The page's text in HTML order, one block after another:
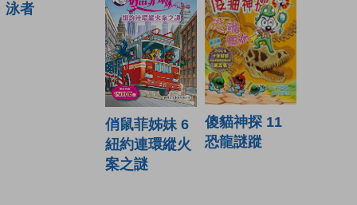
泳者
俏鼠菲姊妹 6
紐約連環縱火
案之謎
傻貓神探 11
恐龍謎蹤